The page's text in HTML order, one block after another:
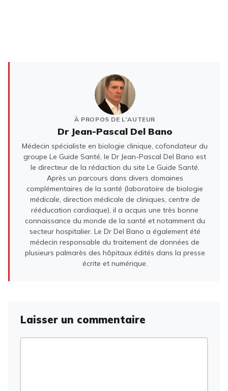
À PROPOS DE L'AUTEUR
Dr Jean-Pascal Del Bano
Médecin spécialiste en biologie clinique, cofondateur du
groupe Le Guide Santé, le Dr Jean-Pascal Del Bano est
le directeur de la rédaction du site Le Guide Santé.
Après un parcours dans divers domaines
complémentaires de la santé (laboratoire de biologie
médicale, direction médicale de cliniques, centre de
rééducation cardiaque), il a acquis une très bonne
connaissance du monde de la santé et notamment du
secteur hospitalier. Le Dr Del Bano a également été
médecin responsable du traitement de données de
plusieurs palmarès des hôpitaux édités dans la presse
écrite et numérique.
Laisser un commentaire